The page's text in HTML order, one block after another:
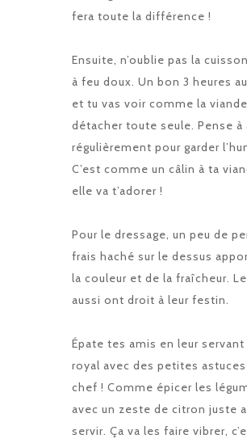
fera toute la différence !
Ensuite, n’oublie pas la
à feu doux. Un bon 3 heures
et tu vas voir comme la
détacher toute seule. Pense à
régulièrement pour garder
C’est comme un câlin à ta
elle va t’adorer !
Pour le dressage, un peu de
frais haché sur le dessus
la couleur et de la fraîcheur.
aussi ont droit à leur festin.
Épate tes amis en leur
royal avec des petites
chef ! Comme épicer les
avec un zeste de citron juste
servir. Ça va les faire vibrer,